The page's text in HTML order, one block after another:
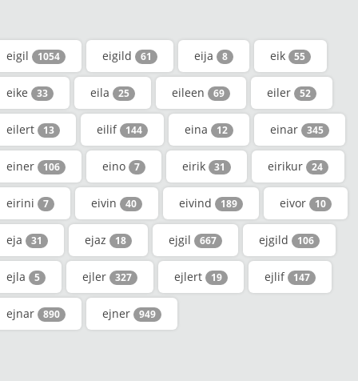
eigil 1054 eigild 61 eija 8 eik 55
eike 33 eila 25 eileen 69 eiler 52
eilert 13 eilif 144 eina 12 einar 345
einer 106 eino 7 eirik 31 eirikur 24
eirini 7 eivin 40 eivind 189 eivor 10
eja 31 ejaz 18 ejgil 667 ejgild 106
ejla 5 ejler 327 ejlert 19 ejlif 147
ejnar 890 ejner 949